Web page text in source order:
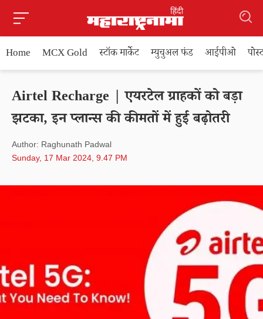
Home MCX Gold स्टॉक मार्केट म्युचुअल फंड आईपीओ
Airtel Recharge | एयरटेल ग्राहकों को बड़ा
झटका, इन प्लान्स की कीमतों में हुई बढ़ोतरी
Author: Raghunath Padwal
Sunday, 17 Mar 2024, 9.47 PM